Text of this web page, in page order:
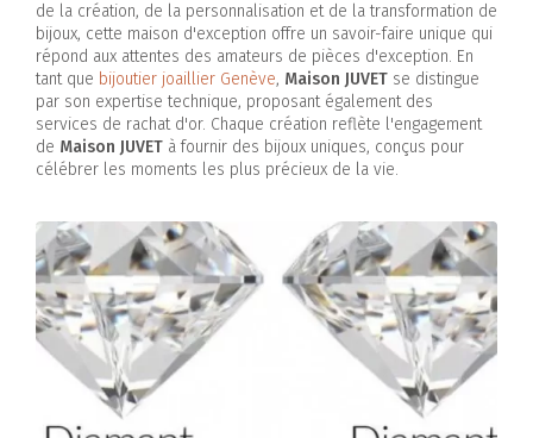
de la création, de la personnalisation et de la transformation de
bijoux, cette maison d'exception offre un savoir-faire unique qui
répond aux attentes des amateurs de pièces d'exception. En
tant que bijoutier joaillier Genève, Maison JUVET se distingue
par son expertise technique, proposant également des
services de rachat d'or. Chaque création reflète l'engagement
de Maison JUVET à fournir des bijoux uniques, conçus pour
célébrer les moments les plus précieux de la vie.